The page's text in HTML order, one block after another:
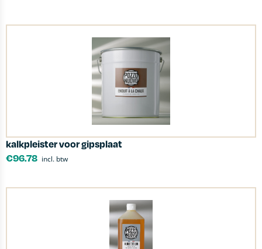
kalkpleister voor gipsplaat
€96.78 incl. btw